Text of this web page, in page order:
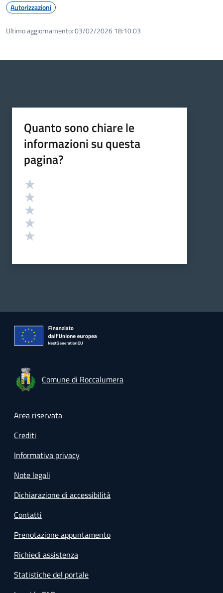
Autorizzazioni
Ultimo aggiornamento:03/02/2026 18:10.03
Quanto sono chiare le
informazioni su questa
pagina?
Valutazione
Comune di Roccalumera
Footer menu
Area riservata
Crediti
Informativa privacy
Note legali
Dichiarazione di accessibilità
Contatti
Prenotazione appuntamento
Richiedi assistenza
Statistiche del portale